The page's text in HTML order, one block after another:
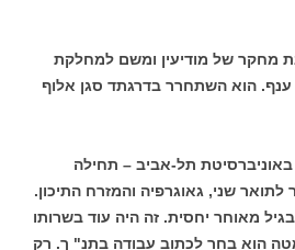
מחקר של מודיעין ומשם למחלקת
הוא השתחרר בדרגתד סגן אלוף
תל-אביב – תחילה
לתואר שני, גאוגרפיה והמזרח התיכון.
מאוחר יחסית. זה היה עוד בשרותו
הוא בחר לכתוב עבודה בתנ" ך. רק